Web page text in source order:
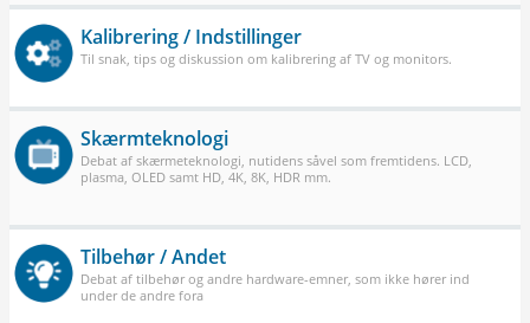
Kalibrering / Indstillinger
Til snak, tips og diskussion om kalibrering af TV og monitors.
Skærmteknologi
Debat af skærmeteknologi, nutidens såvel som fremtidens. LCD,
plasma, OLED samt HD, 4K, 8K, HDR mm.
Tilbehør / Andet
Debat af tilbehør og andre hardware-emner, som ikke hører ind
under de andre fora